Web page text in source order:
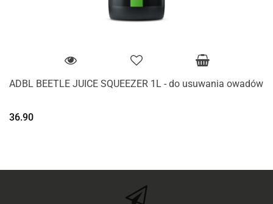
ADBL BEETLE JUICE SQUEEZER 1L - do usuwania owadów
36.90